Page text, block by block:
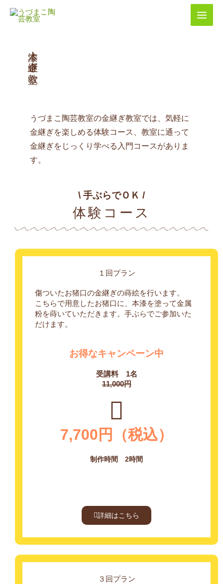
本漆！金継ぎ教室
うづまこ陶芸教室の金継ぎ教室では、気軽に
金継ぎを楽しめる体験コース、教室に通って
金継ぎをじっくり学べる入門コースがありま
す。
\ 手ぶらでＯＫ /
体験コース
１回プラン
傷ついたお猪口の金継ぎの蒔絵を行います。
こちらで用意したお猪口に、本漆を塗って金属
粉を蒔いていただきます。手ぶらでご参加いた
だけます。
お得なキャンペーン中
受講料 1名
11,000円
7,700円（税込）
制作時間 2時間
詳細はこちら
３回プラン